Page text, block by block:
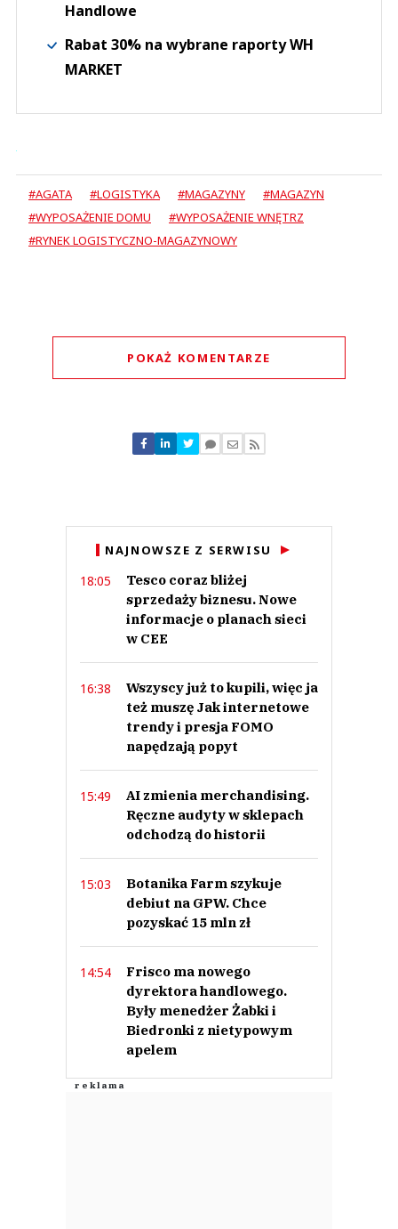
Handlowe
Rabat 30% na wybrane raporty WH
MARKET
#AGATA #LOGISTYKA #MAGAZYNY
#MAGAZYN
#WYPOSAŻENIE DOMU
#WYPOSAŻENIE WNĘTRZ
#RYNEK LOGISTYCZNO-MAGAZYNOWY
POKAŻ KOMENTARZE
Nie znaleziono komentarzy
Zostaw swoje komentarze
NAJNOWSZE Z SERWISU
18:05
Tesco coraz bliżej
sprzedaży biznesu. Nowe
informacje o planach sieci
w CEE
16:38
Wszyscy już to kupili, więc ja
też muszę Jak internetowe
trendy i presja FOMO
napędzają popyt
15:49
AI zmienia merchandising.
Ręczne audyty w sklepach
odchodzą do historii
15:03
Botanika Farm szykuje
debiut na GPW. Chce
pozyskać 15 mln zł
14:54
Frisco ma nowego
dyrektora handlowego.
Były menedżer Żabki i
Biedronki z nietypowym
apelem